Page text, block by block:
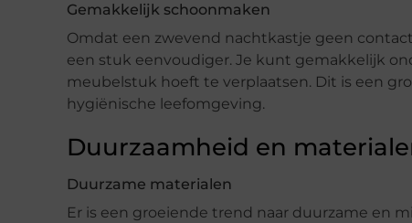
Gemakkelijk schoonmaken
Omdat een zwevend nachtkastje geen
een stuk eenvoudiger. Je kunt gemakkelijk
meubelstuk hoeft te verplaatsen. Dit is een
hygiënische leefomgeving.
Duurzaamheid en
Duurzame materialen
Er is een groeiende trend naar duurzame en